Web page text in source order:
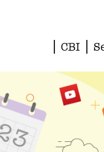
CBI